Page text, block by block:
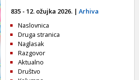
835 - 12. ožujka 2026. | Arhiva
Naslovnica
Druga stranica
Naglasak
Razgovor
Aktualno
Društvo